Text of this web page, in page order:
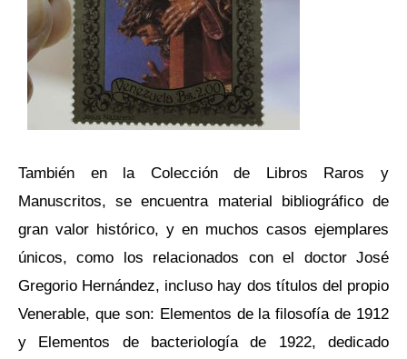
También en la Colección de Libros Raros y
Manuscritos, se encuentra material bibliográfico de
gran valor histórico, y en muchos casos ejemplares
únicos, como los relacionados con el doctor José
Gregorio Hernández, incluso hay dos títulos del propio
Venerable, que son: Elementos de la filosofía de 1912
y Elementos de bacteriología de 1922, dedicado